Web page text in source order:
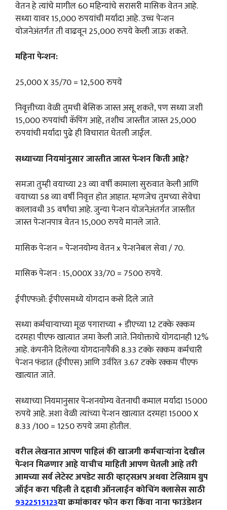
वेतन हे त्यांचे मागील 60 महिन्यांचे सरासरी मासिक वेतन आहे.
सध्या यावर 15,000 रुपयांची मर्यादा आहे. उच्च पेन्शन
योजनेअंतर्गत ती वाढवून 25,000 रुपये केली जाऊ शकते.
महिना पेन्शन:
25,000 X 35/70 = 12,500 रुपये
निवृत्तीच्या वेळी तुमची बेसिक जास्त असू शकते, पण सध्या जशी
15,000 रुपयांची कॅपिंग आहे, तशीच जास्तीत जास्त 25,000
रुपयांची मर्यादा पुढे ही विचारात घेतली जाईल.
सध्याच्या नियमांनुसार जास्तीत जास्त पेन्शन किती आहे?
समजा तुम्ही वयाच्या 23 व्या वर्षी कामाला सुरुवात केली आणि
वयाच्या 58 व्या वर्षी निवृत्त होत आहात. म्हणजेच तुमच्या सेवेचा
कालावधी 35 वर्षांचा आहे. जुन्या पेन्शन योजनेअंतर्गत जास्तीत
जास्त पेन्शनपात्र वेतन 15,000 रुपये मानले जाते.
मासिक पेन्शन = पेन्शनयोग्य वेतन x पेन्शनेबल सेवा / 70.
मासिक पेन्शन : 15,000X 33/70 = 7500 रुपये.
ईपीएफओ: ईपीएसमध्ये योगदान कसे दिले जाते
सध्या कर्मचाऱ्याच्या मूळ पगाराच्या + डीएच्या 12 टक्के रक्कम
दरमहा पीएफ खात्यात जमा केली जाते. नियोक्ताचे योगदानही 12%
आहे. कंपनीने दिलेल्या योगदानापैकी 8.33 टक्के रक्कम कर्मचारी
पेन्शन फंडात (ईपीएस) आणि उर्वरित 3.67 टक्के रक्कम पीएफ
खात्यात जाते.
सध्याच्या नियमानुसार पेन्शनयोग्य वेतनाची कमाल मर्यादा 15000
रुपये आहे. अशा वेळी त्यांच्या पेन्शन खात्यात दरमहा 15000 X
8.33 /100 = 1250 रुपये जमा होतील.
वरील लेखनात आपण पाहिलं की खाजगी कर्मचाऱ्यांना देखील
पेन्शन मिळणार आहे याचीच माहिती आपण घेतली आहे तरी
आमच्या सर्व लेटेस्ट अपडेट साठी व्हाट्सअप अथवा टेलिग्राम ग्रुप
जॉईन करा पहिली ते दहावी ऑनलाईन कोचिंग क्लासेस साठी
9322515123या क्रमांकावर फोन करा किंवा नाना फाउंडेशन